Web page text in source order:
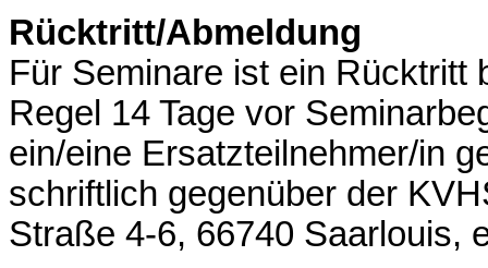
Rücktritt/Abmeldung
Für Seminare ist ein Rücktritt
Regel 14 Tage vor
ein/eine Ersatzteilnehmer/in
schriftlich gegenüber der
Straße 4-6, 66740 Saarlouis,